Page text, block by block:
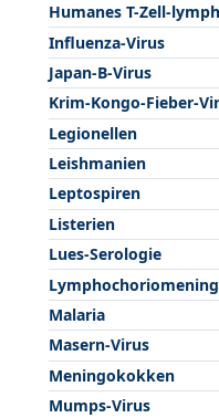
Humanes T-Zell-
Influenza-Virus
Japan-B-Virus
Krim-Kongo-Fieber-
Legionellen
Leishmanien
Leptospiren
Listerien
Lues-Serologie
Malaria
Masern-Virus
Meningokokken
Mumps-Virus